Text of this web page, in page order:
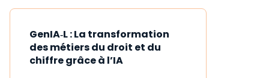
GenIA‑L : La transformation
des métiers du droit et du
chiffre grâce à l’IA